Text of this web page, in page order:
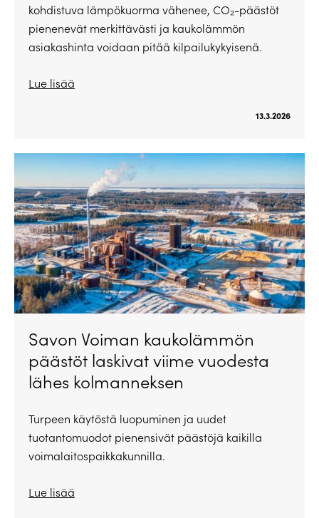
kohdistuva lämpökuorma vähenee, CO₂-päästöt
pienenevät merkittävästi ja kaukolämmön
asiakashinta voidaan pitää kilpailukykyisenä.
Lue lisää
13.3.2026
Savon Voiman kaukolämmön
päästöt laskivat viime vuodesta
lähes kolmanneksen
Turpeen käytöstä luopuminen ja uudet
tuotantomuodot pienensivät päästöjä kaikilla
voimalaitospaikkakunnilla.
Lue lisää